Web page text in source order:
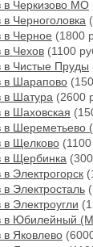
в Черкизово МО
в Черноголовка
в Черное (1800
в Чехов (1100
в Чистые Пруды
в Шарапово
в Шатура (2600
в Шаховская
в
в Щелково
в Щербинка
в Электрогорск
в Электросталь
в Электроугли
в Юбилейный
в Яковлево